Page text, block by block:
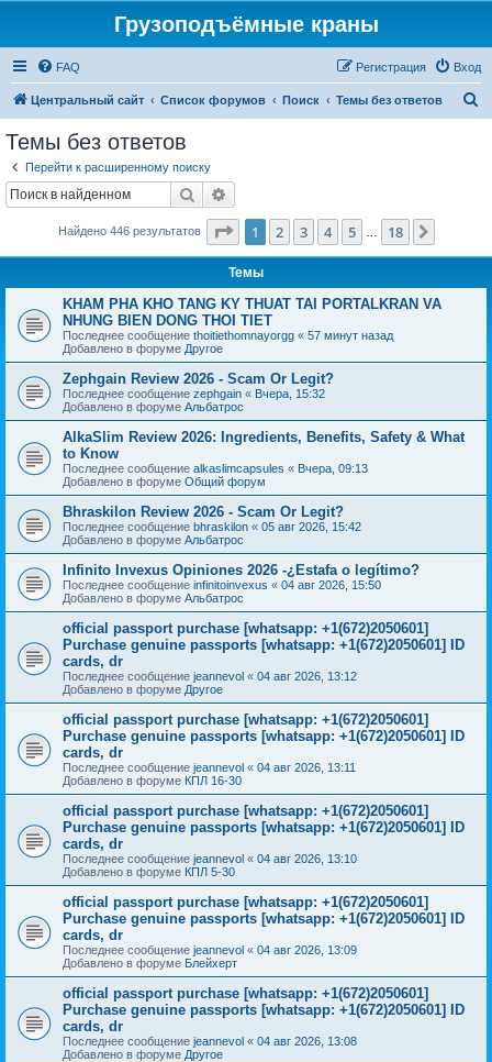
Грузоподъёмные краны
FAQ Вход
Регистрация
Центральный сайт Список форумов Поиск Темы без ответов
Темы без ответов
Перейти к расширенному поиску
Поиск
Найдено 446 результатов Страница из 18
1 2 3 4 5 18
Темы
KHAM PHA KHO TANG KY THUAT TAI PORTALKRAN VA
NHUNG BIEN DONG THOI TIET
Последнее сообщение thoitiethomnayorgg « 57 минут назад
Добавлено в форуме Другое
Zephgain Review 2026 - Scam Or Legit?
Последнее сообщение zephgain « Вчера, 15:32
Добавлено в форуме Альбатрос
AlkaSlim Review 2026: Ingredients, Benefits, Safety & What
to Know
Последнее сообщение alkaslimcapsules « Вчера, 09:13
Добавлено в форуме Общий форум
Bhraskilon Review 2026 - Scam Or Legit?
Последнее сообщение bhraskilon « 05 авг 2026, 15:42
Добавлено в форуме Альбатрос
Infinito Invexus Opiniones 2026 -¿Estafa o legítimo?
Последнее сообщение infinitoinvexus « 04 авг 2026, 15:50
Добавлено в форуме Альбатрос
official passport purchase [whatsapp: +1(672)2050601]
Purchase genuine passports [whatsapp: +1(672)2050601] ID
cards, dr
Последнее сообщение jeannevol « 04 авг 2026, 13:12
Добавлено в форуме Другое
official passport purchase [whatsapp: +1(672)2050601]
Purchase genuine passports [whatsapp: +1(672)2050601] ID
cards, dr
Последнее сообщение jeannevol « 04 авг 2026, 13:11
Добавлено в форуме КПЛ 16-30
official passport purchase [whatsapp: +1(672)2050601]
Purchase genuine passports [whatsapp: +1(672)2050601] ID
cards, dr
Последнее сообщение jeannevol « 04 авг 2026, 13:10
Добавлено в форуме КПЛ 5-30
official passport purchase [whatsapp: +1(672)2050601]
Purchase genuine passports [whatsapp: +1(672)2050601] ID
cards, dr
Последнее сообщение jeannevol « 04 авг 2026, 13:09
Добавлено в форуме Блейхерт
official passport purchase [whatsapp: +1(672)2050601]
Purchase genuine passports [whatsapp: +1(672)2050601] ID
cards, dr
Последнее сообщение jeannevol « 04 авг 2026, 13:08
Добавлено в форуме Другое